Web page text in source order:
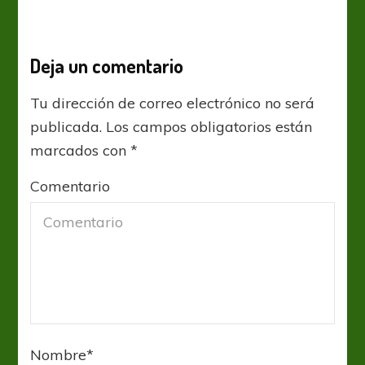
Deja un comentario
Tu dirección de correo electrónico no será
publicada. Los campos obligatorios están
marcados con*
Comentario
Nombre*